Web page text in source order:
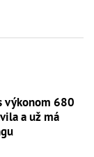
výkonom 680
a už má